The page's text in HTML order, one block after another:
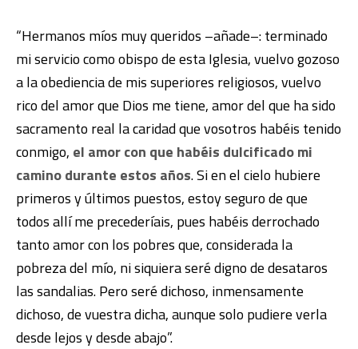
“Hermanos míos muy queridos –añade–: terminado
mi servicio como obispo de esta Iglesia, vuelvo gozoso
a la obediencia de mis superiores religiosos, vuelvo
rico del amor que Dios me tiene, amor del que ha sido
sacramento real la caridad que vosotros habéis tenido
conmigo, el amor con que habéis dulcificado mi
camino durante estos años. Si en el cielo hubiere
primeros y últimos puestos, estoy seguro de que
todos allí me precederíais, pues habéis derrochado
tanto amor con los pobres que, considerada la
pobreza del mío, ni siquiera seré digno de desataros
las sandalias. Pero seré dichoso, inmensamente
dichoso, de vuestra dicha, aunque solo pudiere verla
desde lejos y desde abajo”.